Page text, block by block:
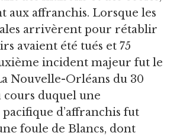
aux affranchis. Lorsque les
arrivèrent pour rétablir
avaient été tués et 75
incident majeur fut le
Nouvelle-Orléans du 30
cours duquel une
d’affranchis fut
foule de Blancs, dont